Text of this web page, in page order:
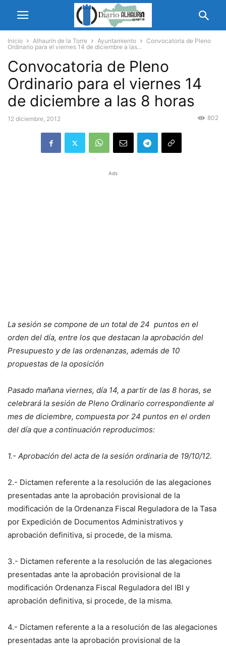
Inicio Alhaurín de la Torre Ayuntamiento
Convocatoria de Pleno
Ordinario para el viernes 14 de diciembre a las...
Convocatoria de Pleno
Ordinario para el viernes 14
de diciembre a las 8 horas
12 diciembre, 2012 802
Ads
La sesión se compone de un total de 24 puntos en el
orden del día, entre los que destacan la aprobación del
Presupuesto y de las ordenanzas, además de 10
propuestas de la oposición
Pasado mañana viernes, día 14, a partir de las 8 horas, se
celebrará la sesión de Pleno Ordinario correspondiente al
mes de diciembre, compuesta por 24 puntos en el orden
del día que a continuación reproducimos:
1.- Aprobación del acta de la sesión ordinaria de 19/10/12.
2.- Dictamen referente a la resolución de las alegaciones
presentadas ante la aprobación provisional de la
modificación de la Ordenanza Fiscal Reguladora de la Tasa
por Expedición de Documentos Administrativos y
aprobación definitiva, si procede, de la misma.
3.- Dictamen referente a la resolución de las alegaciones
presentadas ante la aprobación provisional de la
modificación Ordenanza Fiscal Reguladora del IBI y
aprobación definitiva, si procede, de la misma.
4.- Dictamen referente a la a resolución de las alegaciones
presentadas ante la aprobación provisional de la